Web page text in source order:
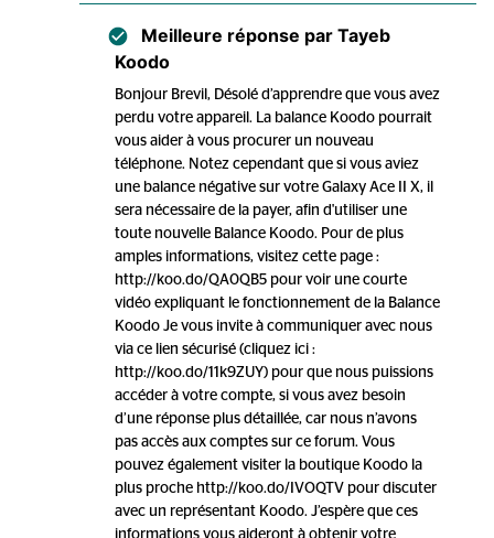
Meilleure réponse par Tayeb
Koodo
Bonjour Brevil, Désolé d’apprendre que vous avez
perdu votre appareil. La balance Koodo pourrait
vous aider à vous procurer un nouveau
téléphone. Notez cependant que si vous aviez
une balance négative sur votre Galaxy Ace II X, il
sera nécessaire de la payer, afin d'utiliser une
toute nouvelle Balance Koodo. Pour de plus
amples informations, visitez cette page :
http://koo.do/QA0QB5 pour voir une courte
vidéo expliquant le fonctionnement de la Balance
Koodo Je vous invite à communiquer avec nous
via ce lien sécurisé (cliquez ici :
http://koo.do/11k9ZUY) pour que nous puissions
accéder à votre compte, si vous avez besoin
d’une réponse plus détaillée, car nous n’avons
pas accès aux comptes sur ce forum. Vous
pouvez également visiter la boutique Koodo la
plus proche http://koo.do/IVOQTV pour discuter
avec un représentant Koodo. J’espère que ces
informations vous aideront à obtenir votre